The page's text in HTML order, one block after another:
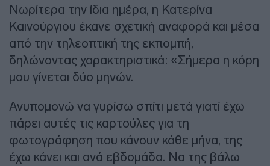
Νωρίτερα την ίδια ημέρα, η Κατερίνα
Καινούργιου έκανε σχετική αναφορά και μέσα
από την τηλεοπτική της εκπομπή,
δηλώνοντας χαρακτηριστικά: «Σήμερα η κόρη
μου γίνεται δύο μηνών.
Ανυπομονώ να γυρίσω σπίτι μετά γιατί έχω
πάρει αυτές τις καρτούλες για τη
φωτογράφηση που κάνουν κάθε μήνα, της
έχω κάνει και ανά εβδομάδα. Να της βάλω